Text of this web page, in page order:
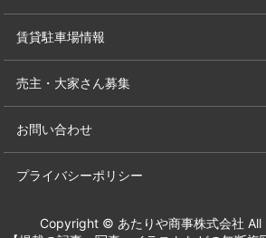
賃貸駐車場情報
売主・大家さん募集
お問い合わせ
プライバシーポリシー
Copyright © あたりや商事株式会社 All